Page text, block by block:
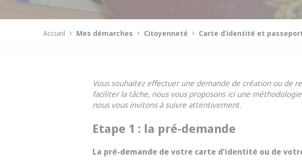
Accueil Mes démarches Citoyenneté Carte d’identité et
Vous souhaitez effectuer une demande de création ou de
faciliter la tâche, nous vous proposons ici une
nous vous invitons à suivre attentivement.
Etape 1 : la pré-demande
La pré-demande de votre carte d’identité ou de